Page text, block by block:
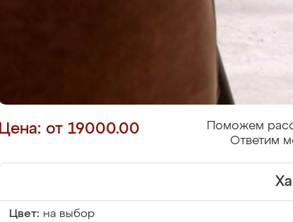
Цена: от 19000.00
Поможем
Ответим
Цвет: на выбор